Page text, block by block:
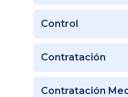
Control
Contratación
Contratación